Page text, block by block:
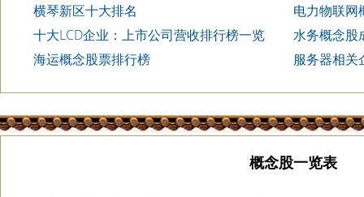
横琴新区十大排名
电力物联
投入前十榜单
十大LCD企业：上市公司营收排行榜一览
2023第一季度
水务概念股
海运概念股票排行榜
服务器相关
概念股一览表